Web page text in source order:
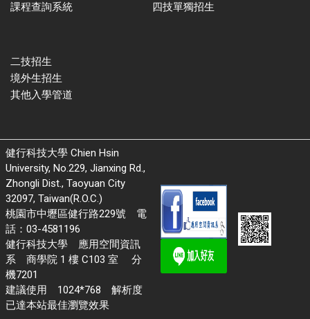
課程查詢系統
四技單獨招生
二技招生
境外生招生
其他入學管道
健行科技大學 Chien Hsin
University, No.229, Jianxing Rd.,
Zhongli Dist., Taoyuan City
32097, Taiwan(R.O.C.)
桃園市中壢區健行路229號 電
話：03-4581196
健行科技大學 應用空間資訊
系 商學院 1 樓 C103 室 分
機7201
建議使用 1024*768 解析度
已達本站最佳瀏覽效果